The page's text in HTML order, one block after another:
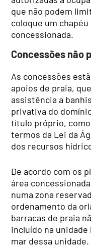
que não podem
coloque um
concessionada.
Concessões não
As concessões
apoios de praia,
assistência a
privativa do
título próprio,
termos da Lei da
dos recursos
De acordo com os
área
numa zona
ordenamento da
barracas de praia
incluído na
mar dessa unidade.